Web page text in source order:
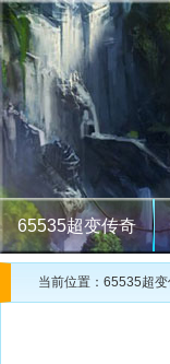
65535超变传奇
当前位置： 65535超变